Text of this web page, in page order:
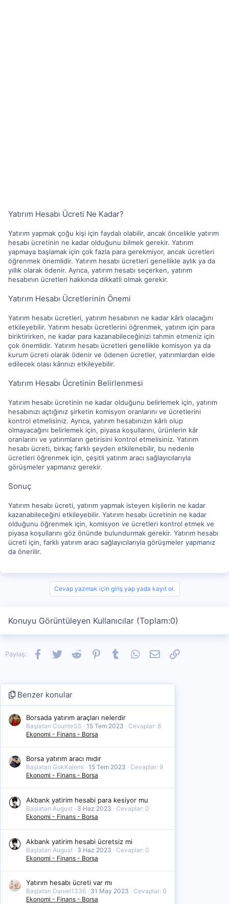
Yatırım Hesabı Ücreti Ne Kadar?
Yatırım yapmak çoğu kişi için faydalı olabilir, ancak öncelikle yatırım
hesabı ücretinin ne kadar olduğunu bilmek gerekir. Yatırım
yapmaya başlamak için çok fazla para gerekmiyor, ancak ücretleri
öğrenmek önemlidir. Yatırım hesabı ücretleri genellikle aylık ya da
yıllık olarak ödenir. Ayrıca, yatırım hesabı seçerken, yatırım
hesabının ücretleri hakkında dikkatli olmak gerekir.
Yatırım Hesabı Ücretlerinin Önemi
Yatırım hesabı ücretleri, yatırım hesabının ne kadar kârlı olacağını
etkileyebilir. Yatırım hesabı ücretlerini öğrenmek, yatırım için para
biriktirirken, ne kadar para kazanabileceğinizi tahmin etmeniz için
çok önemlidir. Yatırım hesabı ücretleri genellikle komisyon ya da
kurum ücreti olarak ödenir ve ödenen ücretler, yatırımlardan elde
edilecek olası kârınızı etkileyebilir.
Yatırım Hesabı Ücretinin Belirlenmesi
Yatırım hesabı ücretinin ne kadar olduğunu belirlemek için, yatırım
hesabınızı açtığınız şirketin komisyon oranlarını ve ücretlerini
kontrol etmelisiniz. Ayrıca, yatırım hesabınızın kârlı olup
olmayacağını belirlemek için, piyasa koşullarını, ürünlerin kâr
oranlarını ve yatırımların getirisini kontrol etmelisiniz. Yatırım
hesabı ücreti, birkaç farklı şeyden etkilenebilir, bu nedenle
ücretleri öğrenmek için, çeşitli yatırım aracı sağlayıcılarıyla
görüşmeler yapmanız gerekir.
Sonuç
Yatırım hesabı ücreti, yatırım yapmak isteyen kişilerin ne kadar
kazanabileceğini etkileyebilir. Yatırım hesabı ücretinin ne kadar
olduğunu öğrenmek için, komisyon ve ücretleri kontrol etmek ve
piyasa koşullarını göz önünde bulundurmak gerekir. Yatırım hesabı
ücreti için, farklı yatırım aracı sağlayıcılarıyla görüşmeler yapmanız
da önerilir.
Cevap yazmak için giriş yap yada kayıt ol.
Konuyu Görüntüleyen Kullanıcılar (Toplam:0)
Paylaş: Facebook
TwitterReddit PinterestTumblrWhatsApp
E-postaLink
Benzer konular
Borsada yatırım araçları nelerdir
Başlatan CounteSS 15 Tem 2023
Cevaplar: 8
Ekonomi - Finans - Borsa
Borsa yatırım aracı mıdır
Başlatan GokKalemi 15 Tem 2023
Cevaplar: 9
Ekonomi - Finans - Borsa
Akbank yatirim hesabi para kesiyor mu
Başlatan August 3 Haz 2023
Cevaplar: 0
Ekonomi - Finans - Borsa
Akbank yatirim hesabi ücretsiz mi
Başlatan August 3 Haz 2023
Cevaplar: 0
Ekonomi - Finans - Borsa
Yatırım hesabı ücreti var mı
Başlatan Daniel1336 31 May 2023
Cevaplar: 0
Ekonomi - Finans - Borsa